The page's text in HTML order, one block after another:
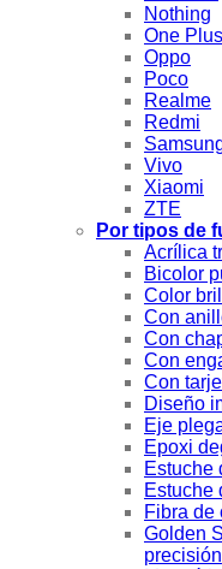
Nothing
One Plus
Oppo
Poco
Realme
Redmi
Vivo
Xiaomi
ZTE
Por tipos de
Acrílica
Bicolor
Color
Con
Con
Con
Con
Diseño
Eje
Epoxi
Estuche
Estuche
Fibra de
Golden
precisión